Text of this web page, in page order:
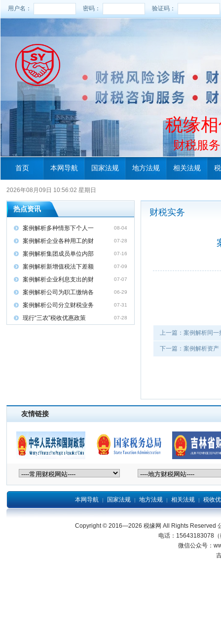
用户名： 密码： 验证码：
税缘
财税服
首页 本网导航 国家法规 地方法规 相关法规
2026年08月09日 10:56:03 星期日
热点资讯
案例解析多种情形下个人一 08-04
案例解析企业各种用工的财 07-28
案例解析集团成员单位内部 07-16
案例解析新增值税法下差额 07-09
案例解析企业利息支出的财 07-07
案例解析公司为职工缴纳各 06-29
案例解析公司分立财税业务 07-31
现行“三农”税收优惠政策 07-28
财税实务
上一篇：案例解析同
下一篇：案例解析资
友情链接
本网导航 | 国家法规 | 地方法规 | 相关法规 | 税收
Copyright © 2016—2026 税缘网 All Rights Reserved
电话：15643183078
微信公众号：